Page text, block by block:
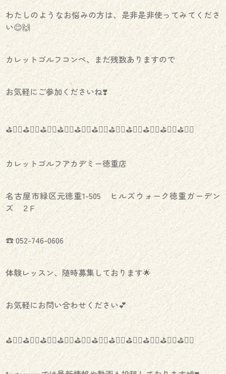
わたしのようなお悩みの方は、是非是非使ってみてくださ
い😊🙌
カレットゴルフコンペ、まだ残数ありますので
お気軽にご参加くださいね❣️
⛳️🏌️‍♀️⛳️🏌️‍♀️⛳️🏌️‍♀️⛳️🏌️‍♀️⛳️🏌️‍♀️⛳️🏌️‍♀️⛳️🏌️‍♀️⛳️🏌️‍♀️⛳️🏌️‍♀️⛳️🏌️‍♀️⛳️🏌️‍♀️
カレットゴルフアカデミー徳重店
名古屋市緑区元徳重1-505 ヒルズウォーク徳重ガーデン
ズ ２F
☎︎ 052-746-0606
体験レッスン、随時募集しております🌟
お気軽にお問い合わせください💕
⛳️🏌️‍♀️⛳️🏌️‍♀️⛳️🏌️‍♀️⛳️🏌️‍♀️⛳️🏌️‍♀️⛳️🏌️‍♀️⛳️🏌️‍♀️⛳️🏌️‍♀️⛳️🏌️‍♀️⛳️🏌️‍♀️⛳️🏌️‍♀️